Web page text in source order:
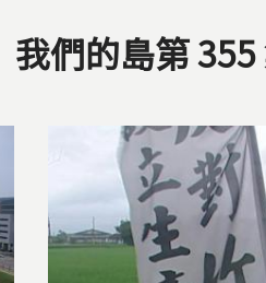
我們的島第